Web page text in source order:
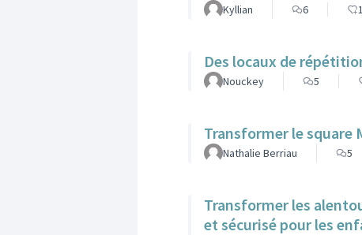
Kyllian 6
Des locaux de
Nouckey 5
Transformer le square
Nathalie Berriau 5
Transformer les
et sécurisé pour les